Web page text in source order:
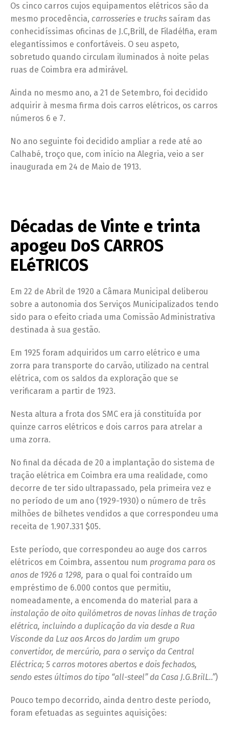
Os cinco carros cujos equipamentos elétricos são da
mesmo procedência, carrosseries e trucks saíram das
conhecidíssimas oficinas de J.C,Brill, de Filadélfia, eram
elegantíssimos e confortáveis. O seu aspeto,
sobretudo quando circulam iluminados à noite pelas
ruas de Coimbra era admirável.
Ainda no mesmo ano, a 21 de Setembro, foi decidido
adquirir à mesma firma dois carros elétricos, os carros
números 6 e 7.
No ano seguinte foi decidido ampliar a rede até ao
Calhabé, troço que, com início na Alegria, veio a ser
inaugurada em 24 de Maio de 1913.
Décadas de Vinte e trinta
apogeu DoS CARROS
ELéTRICOS
Em 22 de Abril de 1920 a Câmara Municipal deliberou
sobre a autonomia dos Serviços Municipalizados tendo
sido para o efeito criada uma Comissão Administrativa
destinada à sua gestão.
Em 1925 foram adquiridos um carro elétrico e uma
zorra para transporte do carvão, utilizado na central
elétrica, com os saldos da exploração que se
verificaram a partir de 1923.
Nesta altura a frota dos SMC era já constituída por
quinze carros elétricos e dois carros para atrelar a
uma zorra.
No final da década de 20 a implantação do sistema de
tração elétrica em Coimbra era uma realidade, como
decorre de ter sido ultrapassado, pela primeira vez e
no período de um ano (1929-1930) o número de três
milhões de bilhetes vendidos a que correspondeu uma
receita de 1.907.331 $05.
Este período, que correspondeu ao auge dos carros
elétricos em Coimbra, assentou num programa para os
anos de 1926 a 1298, para o qual foi contraído um
empréstimo de 6.000 contos que permitiu,
nomeadamente, a encomenda do material para a
instalação de oito quilómetros de novas linhas de tração
elétrica, incluindo a duplicação da via desde a Rua
Visconde da Luz aos Arcos do Jardim um grupo
convertidor, de mercúrio, para o serviço da Central
Eléctrica; 5 carros motores abertos e dois fechados,
sendo estes últimos do tipo “all-steel” da Casa J.G.BrilL..”)
Pouco tempo decorrido, ainda dentro deste período,
foram efetuadas as seguintes aquisições: